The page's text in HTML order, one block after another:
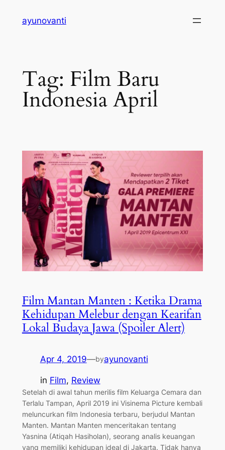
ayunovanti
Tag: Film Baru
Indonesia April
Film Mantan Manten : Ketika Drama
Kehidupan Melebur dengan Kearifan
Lokal Budaya Jawa (Spoiler Alert)
Apr 4, 2019—byayunovanti
in Film, Review
Setelah di awal tahun merilis film Keluarga Cemara dan
Terlalu Tampan, April 2019 ini Visinema Picture kembali
meluncurkan film Indonesia terbaru, berjudul Mantan
Manten. Mantan Manten menceritakan tentang
Yasnina (Atiqah Hasiholan), seorang analis keuangan
yang memiliki kehidupan ideal di Jakarta. Tidak hanya